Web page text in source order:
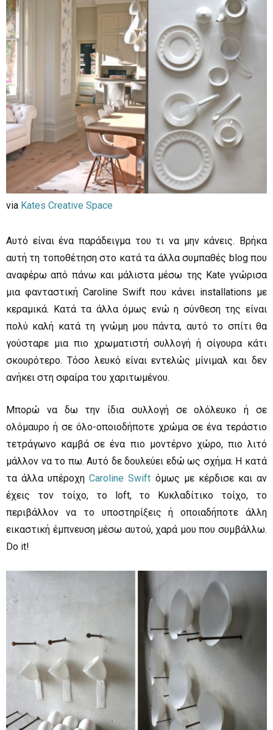
via Kates Creative Space
Aυτό είναι ένα παράδειγμα του τι να μην κάνεις. Βρήκα
αυτή τη τοποθέτηση στο κατά τα άλλα συμπαθές blog που
αναφέρω από πάνω και μάλιστα μέσω της Kate γνώρισα
μια φανταστική Caroline Swift που κάνει installations με
κεραμικά. Κατά τα άλλα όμως ενώ η σύνθεση της είναι
πολύ καλή κατά τη γνώμη μου πάντα, αυτό το σπίτι θα
γούσταρε μια πιο χρωματιστή συλλογή ή σίγουρα κάτι
σκουρότερο. Τόσο λευκό είναι εντελώς μίνιμαλ και δεν
ανήκει στη σφαίρα του χαριτωμένου.
Μπορώ να δω την ίδια συλλογή σε ολόλευκο ή σε
ολόμαυρο ή σε όλο-οποιοδήποτε χρώμα σε ένα τεράστιο
τετράγωνο καμβά σε ένα πιο μοντέρνο χώρο, πιο λιτό
μάλλον να το πω. Αυτό δε δουλεύει εδώ ως σχήμα. Η κατά
τα άλλα υπέροχηCaroline Swift όμως με κέρδισε και αν
έχεις τον τοίχο, το loft, το Κυκλαδίτικο τοίχο, το
περιβάλλον να το υποστηρίξεις ή οποιαδήποτε άλλη
εικαστική έμπνευση μέσω αυτού, χαρά μου που συμβάλλω.
Do it!